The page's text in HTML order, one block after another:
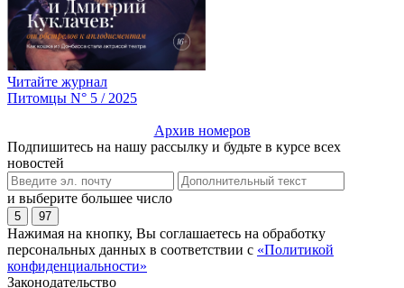
Читайте журнал
Питомцы N° 5 / 2025
Архив номеров
Подпишитесь на нашу рассылку и будьте в курсе всех
новостей
и выберите большее число
5 97
Нажимая на кнопку, Вы соглашаетесь на обработку
персональных данных в соответствии с «Политикой
конфиденциальности»
Законодательство